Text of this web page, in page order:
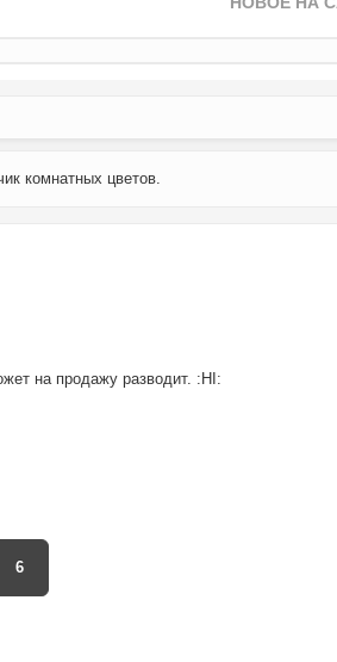
комнатных цветов.
на продажу разводит. :HI:
6